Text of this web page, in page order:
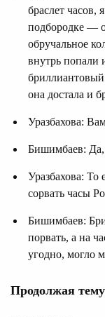
браслет часов,
подбородке —
обручальное
внутрь попали
бриллиантовый
она достала и
Уразбахова:
Бишимбаев: Да,
Уразбахова:
сорвать часы
Бишимбаев:
порвать, а на
угодно, могло
Продолжая